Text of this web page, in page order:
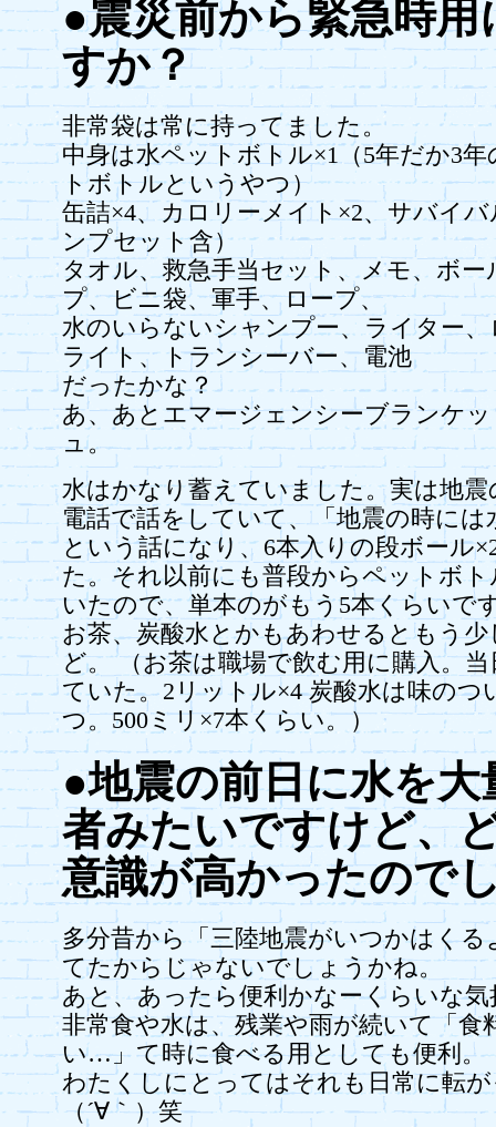
●震災前から緊急時
すか？
非常袋は常に持ってました。
中身は水ペットボトル×1（5年だか3
トボトルというやつ）
缶詰×4、カロリーメイト×2、サバイ
ンプセット含）
タオル、救急手当セット、メモ、ボ
プ、ビニ袋、軍手、ロープ、
水のいらないシャンプー、ライター
ライト、トランシーバー、電池
だったかな？
あ、あとエマージェンシーブランケ
ュ。
水はかなり蓄えていました。実は地
電話で話をしていて、「地震の時に
という話になり、6本入りの段ボール
た。それ以前にも普段からペットボ
いたので、単本のがもう5本くらいで
お茶、炭酸水とかもあわせるともう
ど。 （お茶は職場で飲む用に購入。
ていた。2リットル×4 炭酸水は味のつ
つ。500ミリ×7本くらい。）
●地震の前日に水を
者みたいですけど、
意識が高かったので
多分昔から「三陸地震がいつかはくる
てたからじゃないでしょうかね。
あと、あったら便利かなーくらいな気
非常食や水は、残業や雨が続いて「食
い…」て時に食べる用としても便利。
わたくしにとってはそれも日常に転
（´∀｀）笑